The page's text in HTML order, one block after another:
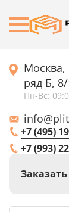
ряд Б,
Пн-Вс:
+7 (495)
+7 (993)